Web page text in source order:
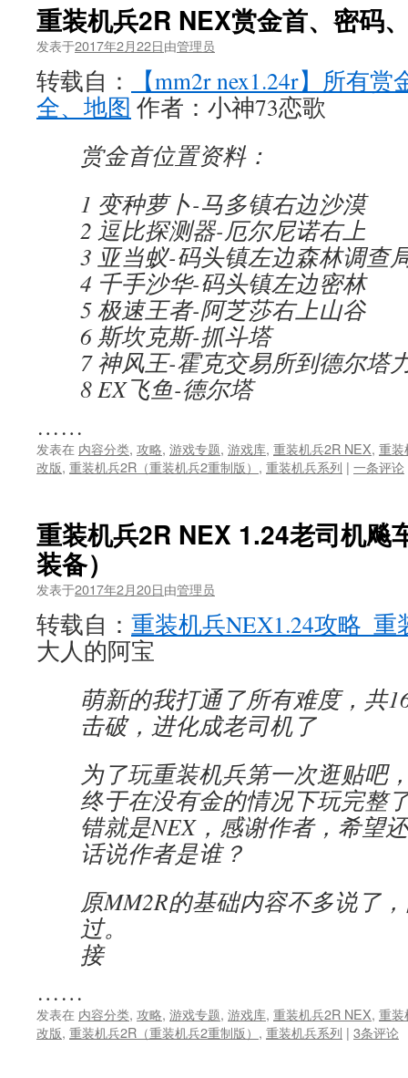
重装机兵2R NEX赏金首、密码
发表于2017年2月22日由管理员
转载自：
【mm2r nex1.24r】所有
全、地图 作者：小神73恋歌
赏金首位置资料：
1 变种萝卜-马多镇右边沙漠
2 逗比探测器-厄尔尼诺右上
3 亚当蚁-码头镇左边森林调查
4 千手沙华-码头镇左边密林
5 极速王者-阿芝莎右上山谷
6 斯坎克斯-抓斗塔
7 神风王-霍克交易所到德尔塔
8 EX飞鱼-德尔塔
……
发表在 内容分类, 攻略, 游戏专题, 游戏库, 重装机兵2R NEX, 重
改版, 重装机兵2R（重装机兵2重制版） , 重装机兵系列 | 一条评论
重装机兵2R NEX 1.24老司机飚
装备）
发表于2017年2月20日由管理员
转载自： 重装机兵NEX1.24攻略_重
大人的阿宝
萌新的我打通了所有难度，共
击破，进化成老司机了
为了玩重装机兵第一次逛贴吧
终于在没有金的情况下玩完整
错就是NEX，感谢作者，希望
话说作者是谁？
原MM2R的基础内容不多说了
过。
接
……
发表在 内容分类, 攻略, 游戏专题, 游戏库, 重装机兵2R NEX, 重
改版, 重装机兵2R（重装机兵2重制版） , 重装机兵系列 | 3条评论